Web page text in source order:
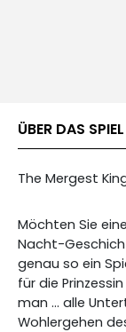
ÜBER DAS
The Mergest
Möchten Sie
Nacht-
genau so ein
für die
man ... alle
Wohlergehen